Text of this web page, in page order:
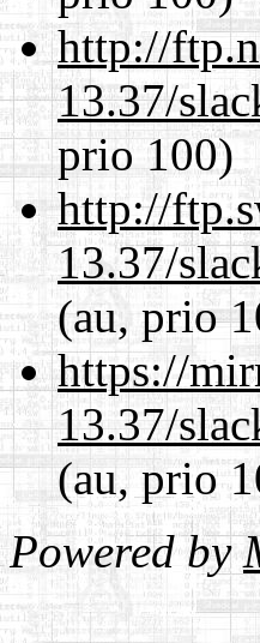
http://
13.37/
prio 100)
http://
13.37/
(au, prio
https://
13.37/
(au, prio
Powered by